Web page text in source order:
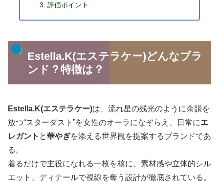
評価ポイント
Estella.K(エステラケー)どんなブラ
ンド？特徴は？
Estella.K(エステラケー)は、流れ星の残光のように余韻を
放つ“スターダスト”を女性のオーラになぞらえ、日常にエ
レガント と華やぎを添える世界観を提案するブランドであ
る。
着るだけで主役になれる一枚を核に、素材感や立体的シル
エット、ディテールで視線を奪う設計が徹底されている。